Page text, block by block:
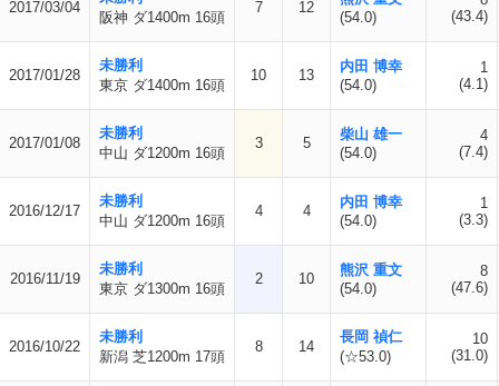
2017/03/04
阪神 ダ1400m 16頭
7 12
(54.0)
(43.4)
2017/01/28
未勝利
東京 ダ1400m 16頭
10 13
内田 博幸
(54.0)
1
(4.1)
2017/01/08
未勝利
中山 ダ1200m 16頭
3 5
柴山 雄一
(54.0)
4
(7.4)
2016/12/17
未勝利
中山 ダ1200m 16頭
4 4
内田 博幸
(54.0)
1
(3.3)
2016/11/19
未勝利
東京 ダ1300m 16頭
2 10
熊沢 重文
(54.0)
8
(47.6)
2016/10/22
未勝利
新潟 芝1200m 17頭
8 14
長岡 禎仁
(☆53.0)
10
(31.0)